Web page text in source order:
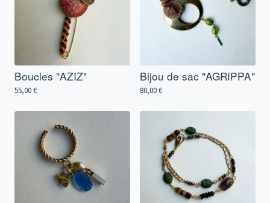
Boucles "AZIZ"
55,00€
Bijou de sac "AGRIPPA"
80,00€